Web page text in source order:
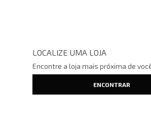
LOCALIZE UMA LOJA
Encontre a loja mais próxima de